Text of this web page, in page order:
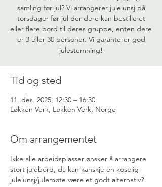
samling før jul? Vi arrangerer julelunsj på
torsdager før jul der dere kan bestille et
eller flere bord til deres gruppe, enten dere
er 3 eller 30 personer. Vi garanterer god
julestemning!
Tid og sted
11. des. 2025, 12:30 – 16:30
Løkken Verk, Løkken Verk, Norge
Om arrangementet
Ikke alle arbeidsplasser ønsker å arrangere
stort julebord, da kan kanskje en koselig
julelunsj/julemøte være et godt alternativ?